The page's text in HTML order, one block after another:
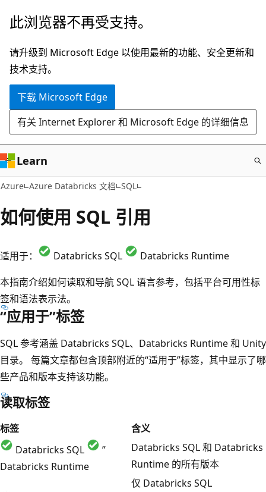
跳
主
要
内
此浏览器不再受支持。
请升级到 Microsoft Edge 以使用最新的功能、安全更新和
技术支持。
下载 Microsoft Edge
有关 Internet Explorer 和 Microsoft Edge 的详细信息
Learn
Azure Azure Databricks 文档 SQL
如何使用 SQL 引用
适用于： Databricks SQL
Databricks Runtime
本指南介绍如何读取和导航 SQL 语言参考，包括平台可用性标
签和语法表示法。
“应用于”标签
SQL 参考涵盖 Databricks SQL、Databricks Runtime 和 Unity
目录。 每篇文章都包含顶部附近的“适用于”标签，其中显示了哪
些产品和版本支持该功能。
读取标签
标签
含义
Databricks SQL
”
Databricks Runtime
Databricks SQL 和 Databricks
Runtime 的所有版本
仅 Databricks SQL